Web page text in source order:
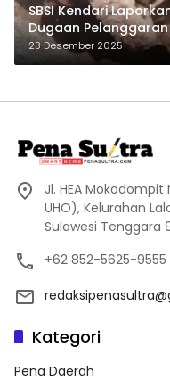
SBSI Kendari
Dugaan
23 Desember 2025
Jl. HEA
UHO), Kelurahan
Sulawesi Tenggara
+62 852-5625-9555
Kategori
Pena Daerah